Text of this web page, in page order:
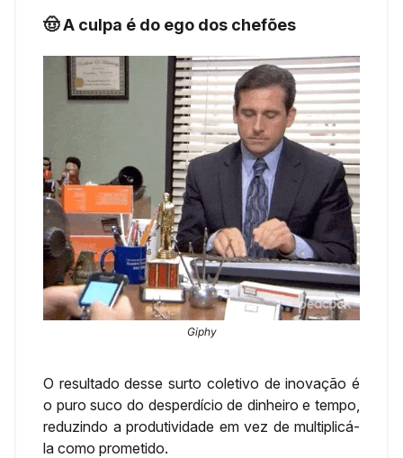
🤠 A culpa é do ego dos chefões
Giphy
O resultado desse surto coletivo de inovação é
o puro suco do desperdício de dinheiro e tempo,
reduzindo a produtividade em vez de multiplicá-
la como prometido.